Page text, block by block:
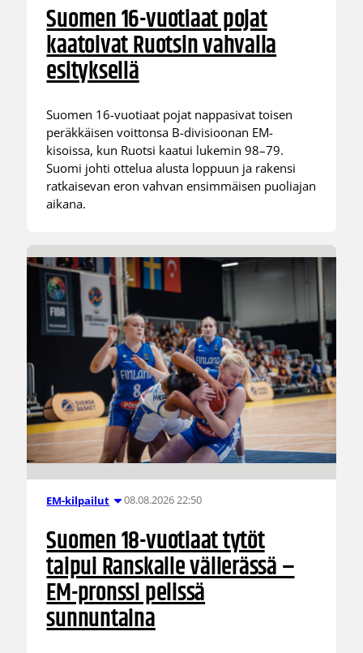
Suomen 16-vuotiaat pojat
kaatoivat Ruotsin vahvalla
esityksellä
Suomen 16-vuotiaat pojat nappasivat toisen
peräkkäisen voittonsa B-divisioonan EM-
kisoissa, kun Ruotsi kaatui lukemin 98–79.
Suomi johti ottelua alusta loppuun ja rakensi
ratkaisevan eron vahvan ensimmäisen puoliajan
aikana.
EM-kilpailut 08.08.2026 22:50
Suomen 18-vuotiaat tytöt
taipui Ranskalle välierässä –
EM-pronssi pelissä
sunnuntaina